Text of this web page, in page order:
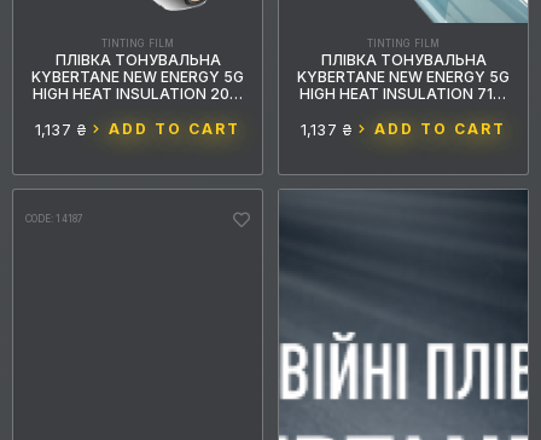
TINTING FILM
ПЛІВКА ТОНУВАЛЬНА
KYBERTANE NEW ENERGY 5G
HIGH HEAT INSULATION 20%
1,137 ₴ ADD TO CART
TINTING FILM
ПЛІВКА ТОНУВАЛЬНА
KYBERTANE NEW ENERGY 5G
HIGH HEAT INSULATION 71%
1,137 ₴ ADD TO CART
CODE: 14187